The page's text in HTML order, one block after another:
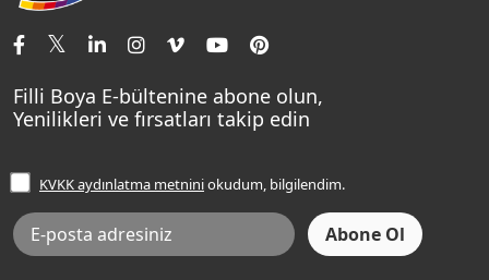
Tavan Boyaları
Ev Bakım ve Hobi Boyaları
Yatak Odası Renkleri
Sentomaxx Sentetik Boya
Sentomaxx İpeksi Mat
Momento Life
Şampanya Rengi
Açık Mavi Rengi
Frezya Rengi
İletişim Bilgilerimiz
Renk Danışma
Filli Ustam
Sıkça Sorulan Sorular
Ücretsiz Yalıtım Keşif Hizmeti
Bilgi Toplumu Hizmetleri
İnternet Sitesi Kullanım Koşulları
KVKK Talep Formu
Filli Boya E-bültenine abone olun,
Yenilikleri ve fırsatları takip edin
KVKK aydınlatma metniniokudum, bilgilendim.